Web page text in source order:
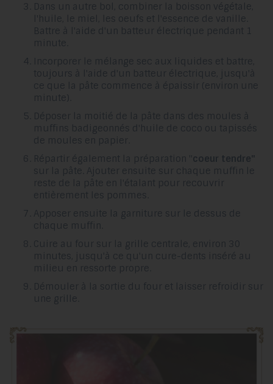
Dans un autre bol, combiner la boisson végétale,
l'huile, le miel, les oeufs et l'essence de vanille.
Battre à l'aide d'un batteur électrique pendant 1
minute.
Incorporer le mélange sec aux liquides et battre,
toujours à l'aide d'un batteur électrique, jusqu'à
ce que la pâte commence à épaissir (environ une
minute).
Déposer la moitié de la pâte dans des moules à
muffins badigeonnés d'huile de coco ou tapissés
de moules en papier.
Répartir également la préparation "coeur tendre"
sur la pâte. Ajouter ensuite sur chaque muffin le
reste de la pâte en l'étalant pour recouvrir
entièrement les pommes.
Apposer ensuite la garniture sur le dessus de
chaque muffin.
Cuire au four sur la grille centrale, environ 30
minutes, jusqu'à ce qu'un cure-dents inséré au
milieu en ressorte propre.
Démouler à la sortie du four et laisser refroidir sur
une grille.